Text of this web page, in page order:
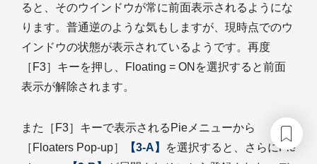
ると、そのウインドウが常に前面表示されるようにな
ります。普通逆のような気もしますが、現時点でのウ
インドウの状態が表示されているようです。再度
［F3］キーを押し、Floating = ONを選択すると前面
表示が解除されます。
また［F3］キーで表示されるPieメニューから
［Floaters Pop-up］
【3-A】
を選択すると、さらにPie